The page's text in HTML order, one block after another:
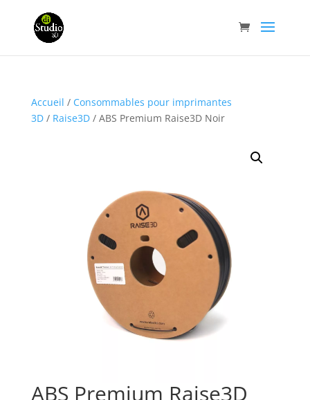
Accueil / Consommables pour imprimantes
3D/ Raise3D/ ABS Premium Raise3D Noir
ABS Premium Raise3D